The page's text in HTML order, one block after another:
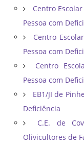
Centro
Pessoa com
Centro
Pessoa com
Centro
Pessoa com
EB1/JI de
Deficiência
C.E. de
Olivicultores de